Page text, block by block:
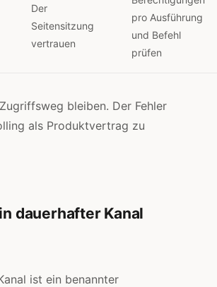
Der
Seitensitzung
vertrauen
pro Ausführung
und Befehl
prüfen
bleiben. Der Fehler
als Produktvertrag zu
dauerhafter Kanal
ist ein benannter